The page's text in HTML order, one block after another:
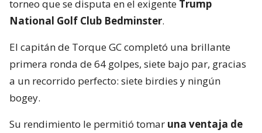
torneo que se disputa en el exigente Trump
National Golf Club Bedminster.
El capitán de Torque GC completó una brillante
primera ronda de 64 golpes, siete bajo par, gracias
a un recorrido perfecto: siete birdies y ningún
bogey.
Su rendimiento le permitió tomar una ventaja de